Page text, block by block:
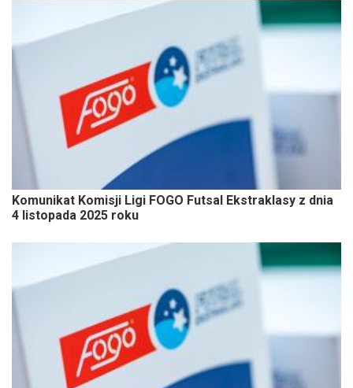
Komunikat Komisji Ligi FOGO Futsal Ekstraklasy z dnia
4 listopada 2025 roku